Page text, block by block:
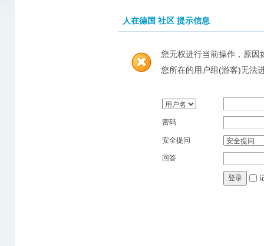
人在德国 社区 提示信息
您无权进行当前操作，原因
您所在的用户组(游客)无法
密码
安全提问
回答
登录